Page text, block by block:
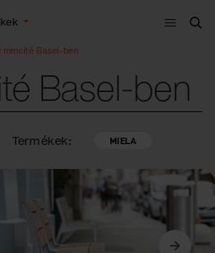
Menü
mmcité Basel-ben
Basel-ben
Termékek: MIELA